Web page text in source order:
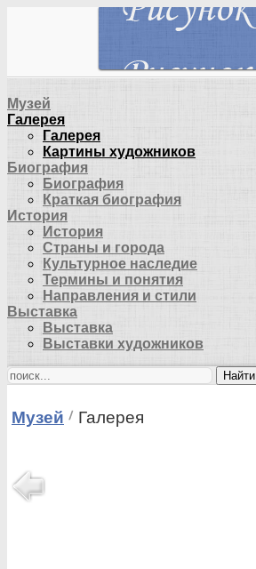
Музей
Галерея
Галерея
Картины художников
Биография
Биография
Краткая биография
История
История
Страны и города
Культурное наследие
Термины и понятия
Направления и стили
Выставка
Выставка
Выставки художников
Найти
Музей Галерея